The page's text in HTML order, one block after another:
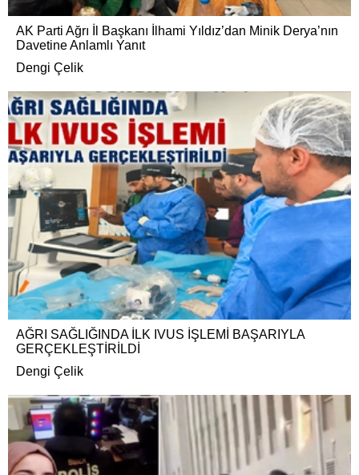
AK Parti Ağrı İl Başkanı İlhami Yıldız’dan Minik Derya’nın
Davetine Anlamlı Yanıt
Dengi Çelik
AĞRI SAĞLIĞINDA İLK IVUS İŞLEMİ BAŞARIYLA
GERÇEKLEŞTİRİLDİ
Dengi Çelik